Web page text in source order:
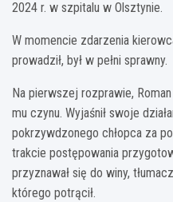
2024 r. w szpitalu w Olsztynie.
W momencie zdarzenia
prowadził, był w pełni sprawny.
Na pierwszej rozprawie,
mu czynu. Wyjaśnił swoje
pokrzywdzonego chłopca za
trakcie postępowania
przyznawał się do winy,
którego potrącił.